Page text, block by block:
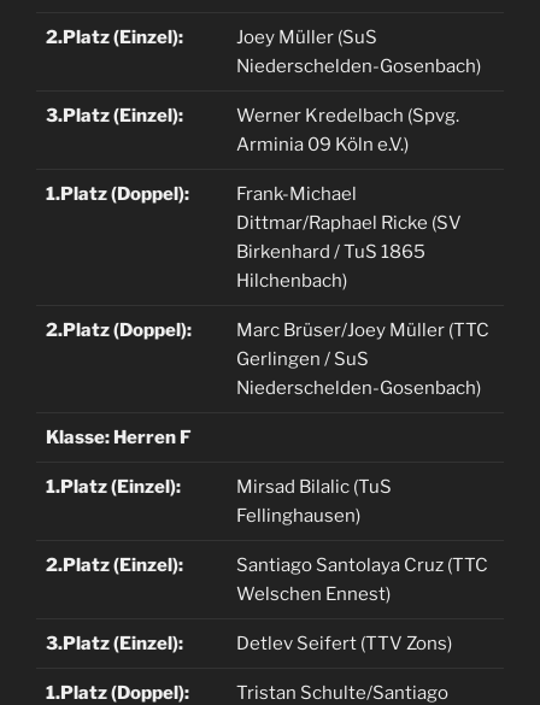
2.Platz (Einzel):
Joey Müller (SuS
Niederschelden-Gosenbach)
3.Platz (Einzel):
Werner Kredelbach (Spvg.
Arminia 09 Köln e.V.)
1.Platz (Doppel):
Frank-Michael
Dittmar/Raphael Ricke (SV
Birkenhard / TuS 1865
Hilchenbach)
2.Platz (Doppel):
Marc Brüser/Joey Müller (TTC
Gerlingen / SuS
Niederschelden-Gosenbach)
Klasse: Herren F
1.Platz (Einzel):
Mirsad Bilalic (TuS
Fellinghausen)
2.Platz (Einzel):
Santiago Santolaya Cruz (TTC
Welschen Ennest)
3.Platz (Einzel): Detlev Seifert (TTV Zons)
1.Platz (Doppel):
Tristan Schulte/Santiago